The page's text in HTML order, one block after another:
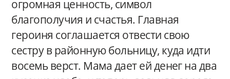
огромная ценность, символ
благополучия и счастья. Главная
героиня соглашается отвести свою
сестру в районную больницу, куда идти
восемь верст. Мама дает ей денег на два